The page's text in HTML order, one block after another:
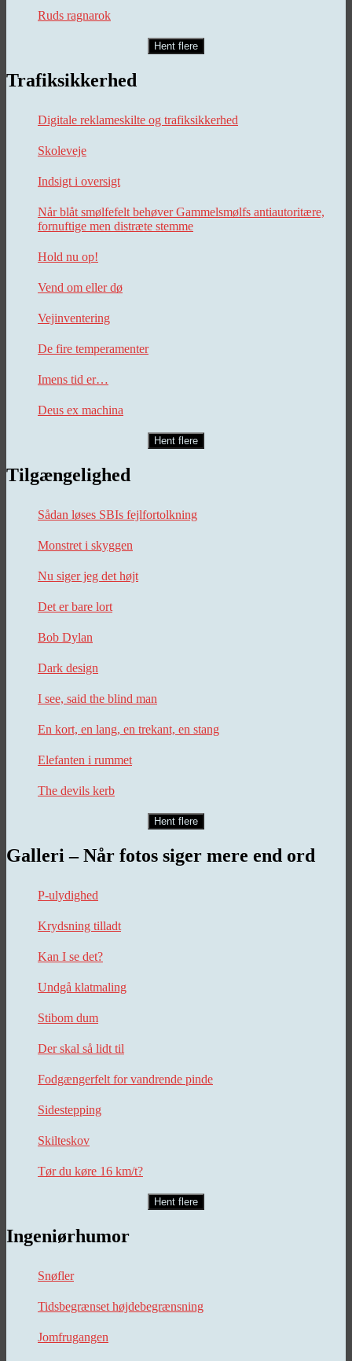
Ruds ragnarok
Hent flere
Trafiksikkerhed
Digitale reklameskilte og trafiksikkerhed
Skoleveje
Indsigt i oversigt
Når blåt smølfefelt behøver Gammelsmølfs antiautoritære,
fornuftige men distræte stemme
Hold nu op!
Vend om eller dø
Vejinventering
De fire temperamenter
Imens tid er…
Deus ex machina
Hent flere
Tilgængelighed
Sådan løses SBIs fejlfortolkning
Monstret i skyggen
Nu siger jeg det højt
Det er bare lort
Bob Dylan
Dark design
I see, said the blind man
En kort, en lang, en trekant, en stang
Elefanten i rummet
The devils kerb
Hent flere
Galleri – Når fotos siger mere end ord
P-ulydighed
Krydsning tilladt
Kan I se det?
Undgå klatmaling
Stibom dum
Der skal så lidt til
Fodgængerfelt for vandrende pinde
Sidestepping
Skilteskov
Tør du køre 16 km/t?
Hent flere
Ingeniørhumor
Snøfler
Tidsbegrænset højdebegrænsning
Jomfrugangen